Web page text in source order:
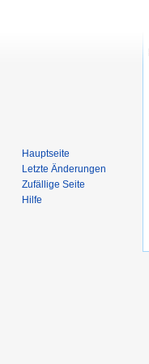
Hauptseite
Letzte Änderungen
Zufällige Seite
Hilfe